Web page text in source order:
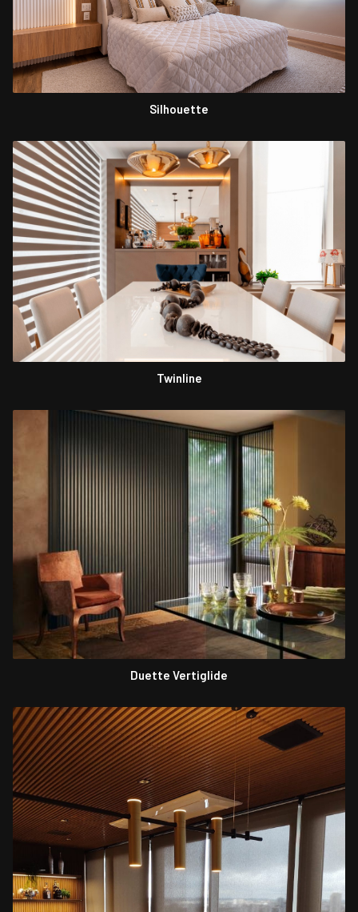
Silhouette
Twinline
Duette Vertiglide